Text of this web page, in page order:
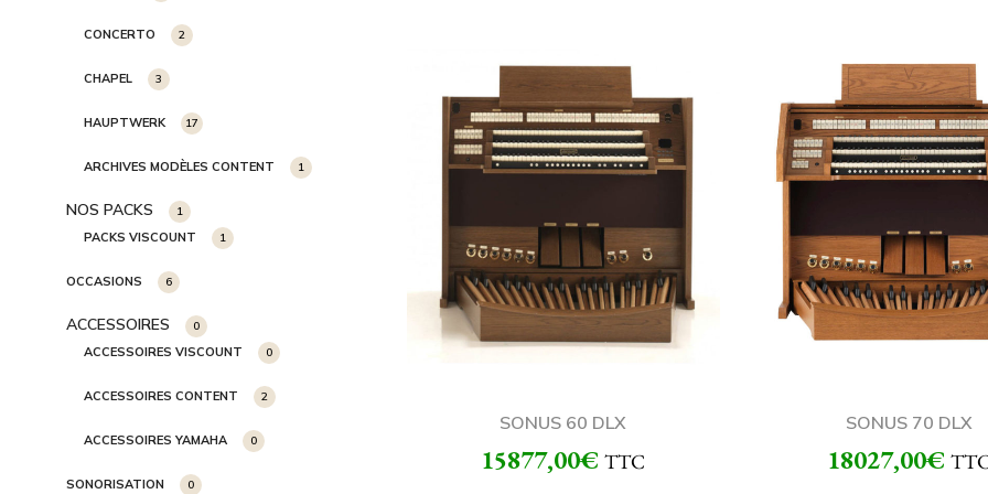
CONCERTO 2
CHAPEL 3
HAUPTWERK 17
ARCHIVES MODÈLES CONTENT 1
NOS PACKS 1
PACKS VISCOUNT 1
OCCASIONS 6
ACCESSOIRES 0
ACCESSOIRES VISCOUNT 0
ACCESSOIRES CONTENT 2
ACCESSOIRES YAMAHA 0
SONORISATION 0
SONUS 60 DLX
15877,00€ TTC
SONUS 70 DLX
18027,00€